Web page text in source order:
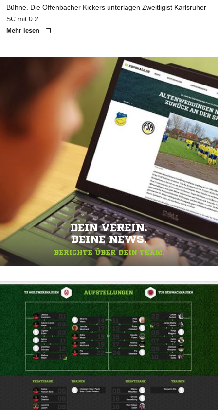
Bühne. Die Offenbacher Kickers unterlagen Zweitligist Karlsruher
SC mit 0:2.
Mehr lesen
DEIN VEREIN.
DEINE NEWS.
BERICHTE ÜBER DEIN TEAM.